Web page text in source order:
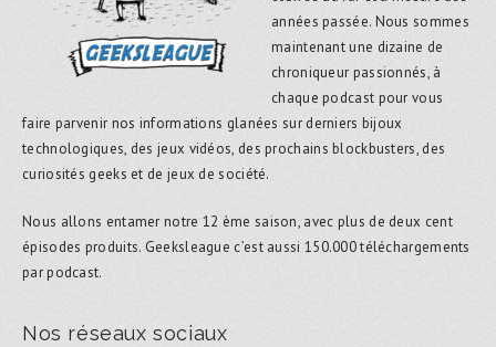
années passée. Nous sommes
maintenant une dizaine de
chroniqueur passionnés, à
chaque podcast pour vous
faire parvenir nos informations glanées sur derniers bijoux
technologiques, des jeux vidéos, des prochains blockbusters, des
curiosités geeks et de jeux de société.
Nous allons entamer notre 12 ème saison, avec plus de deux cent
épisodes produits. Geeksleague c’est aussi 150.000 téléchargements
par podcast.
Nos réseaux sociaux